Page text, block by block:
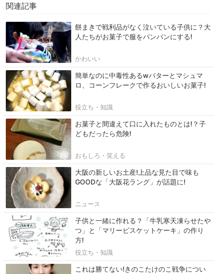
関連記事
餅まきで戦利品がなく泣いている子供に？大
人たちがお菓子で服をパンパンにする!
かわいい
簡単なのに中毒性あるwバターとマシュマ
ロ、コーンフレークで作るおいしいお菓子!
役立ち・知識
お菓子と間違えて口に入れたものとは!？子
どもだったら危険!
おもしろ・笑える
大阪の新しいお土産!上品な見た目で味も
GOODな「大阪花ラング」が話題に!
ニュース
子供と一緒に作れる？「牛乳寒天凍らせたや
つ」と「マリービスケットケーキ」の作り
方!
役立ち・知識
これは勝てない!きのこたけのこ戦争につい